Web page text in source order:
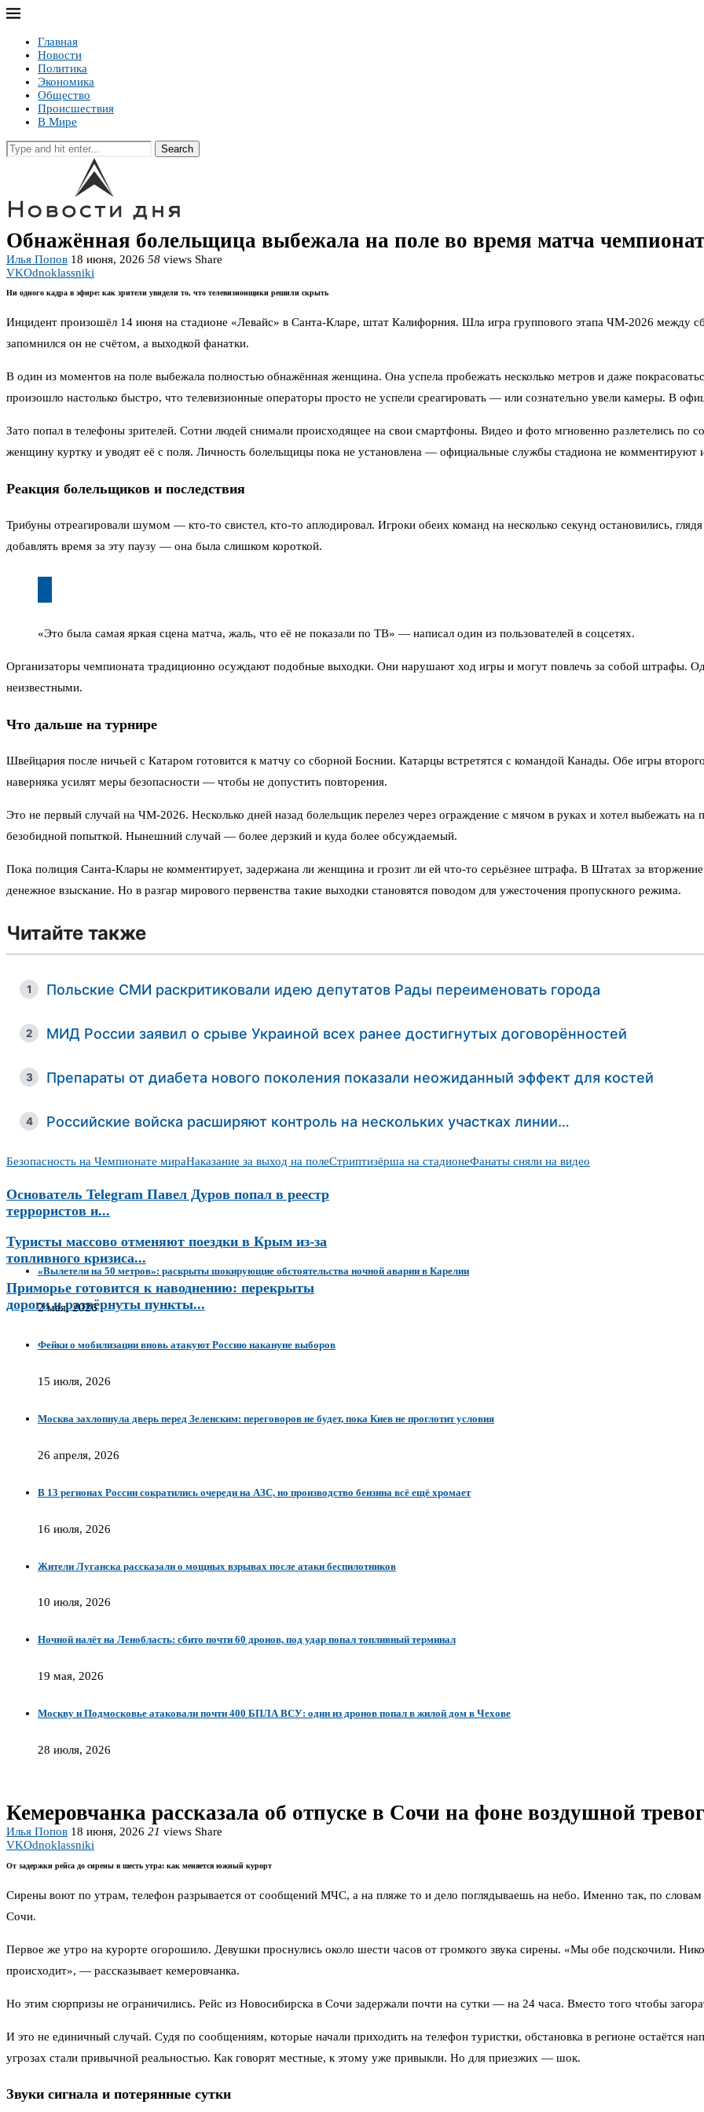
Главная
Новости
Политика
Экономика
Общество
Происшествия
В Мире
Search
Обнажённая болельщица выбежала на поле во время матча
Илья Попов 18 июня, 2026 58 views Share
VKOdnoklassniki
Ни одного кадра в эфире: как зрители увидели то, что телевизионщики решили скрыть
Инцидент произошёл 14 июня на стадионе «Левайс» в Санта-Кларе, штат Калифорния. Шла игра группового этапа ЧМ-2026 между
запомнился он не счётом, а выходкой фанатки.
В один из моментов на поле выбежала полностью обнажённая женщина. Она успела пробежать несколько метров и даже
произошло настолько быстро, что телевизионные операторы просто не успели среагировать — или сознательно увели камеры. В
Зато попал в телефоны зрителей. Сотни людей снимали происходящее на свои смартфоны. Видео и фото мгновенно разлетелись по
женщину куртку и уводят её с поля. Личность болельщицы пока не установлена — официальные службы стадиона не комментируют
Реакция болельщиков и последствия
Трибуны отреагировали шумом — кто-то свистел, кто-то аплодировал. Игроки обеих команд на несколько секунд остановились,
добавлять время за эту паузу — она была слишком короткой.
«Это была самая яркая сцена матча, жаль, что её не показали по ТВ» — написал один из пользователей в соцсетях.
Организаторы чемпионата традиционно осуждают подобные выходки. Они нарушают ход игры и могут повлечь за собой штрафы.
неизвестными.
Что дальше на турнире
Швейцария после ничьей с Катаром готовится к матчу со сборной Боснии. Катарцы встретятся с командой Канады. Обе игры
наверняка усилят меры безопасности — чтобы не допустить повторения.
Это не первый случай на ЧМ-2026. Несколько дней назад болельщик перелез через ограждение с мячом в руках и хотел выбежать на
безобидной попыткой. Нынешний случай — более дерзкий и куда более обсуждаемый.
Пока полиция Санта-Клары не комментирует, задержана ли женщина и грозит ли ей что-то серьёзнее штрафа. В Штатах за
денежное взыскание. Но в разгар мирового первенства такие выходки становятся поводом для ужесточения пропускного режима.
Читайте также
1 Польские СМИ раскритиковали идею депутатов Рады переименовать города
2 МИД России заявил о срыве Украиной всех ранее достигнутых договорённостей
3 Препараты от диабета нового поколения показали неожиданный эффект для костей
4 Российские войска расширяют контроль на нескольких участках линии…
Безопасность на Чемпионате мираНаказание за выход на полеСтриптизёрша на стадионеФанаты сняли на видео
Основатель Telegram Павел Дуров попал в реестр
террористов и...
Туристы массово отменяют поездки в Крым из-за
топливного кризиса...
Приморье готовится к наводнению: перекрыты
дороги и развёрнуты пункты...
«Вылетели на 50 метров»: раскрыты шокирующие обстоятельства ночной аварии в Карелии
2 мая, 2026
Фейки о мобилизации вновь атакуют Россию накануне выборов
15 июля, 2026
Москва захлопнула дверь перед Зеленским: переговоров не будет, пока Киев не проглотит условия
26 апреля, 2026
В 13 регионах России сократились очереди на АЗС, но производство бензина всё ещё хромает
16 июля, 2026
Жители Луганска рассказали о мощных взрывах после атаки беспилотников
10 июля, 2026
Ночной налёт на Ленобласть: сбито почти 60 дронов, под удар попал топливный терминал
19 мая, 2026
Москву и Подмосковье атаковали почти 400 БПЛА ВСУ: один из дронов попал в жилой дом в Чехове
28 июля, 2026
Кемеровчанка рассказала об отпуске в Сочи на фоне воздушной
Илья Попов 18 июня, 2026 21 views Share
VKOdnoklassniki
От задержки рейса до сирены в шесть утра: как меняется южный курорт
Сирены воют по утрам, телефон разрывается от сообщений МЧС, а на пляже то и дело поглядываешь на небо. Именно так, по словам
Сочи.
Первое же утро на курорте огорошило. Девушки проснулись около шести часов от громкого звука сирены. «Мы обе подскочили.
происходит», — рассказывает кемеровчанка.
Но этим сюрпризы не ограничились. Рейс из Новосибирска в Сочи задержали почти на сутки — на 24 часа. Вместо того чтобы
И это не единичный случай. Судя по сообщениям, которые начали приходить на телефон туристки, обстановка в регионе остаётся
угрозах стали привычной реальностью. Как говорят местные, к этому уже привыкли. Но для приезжих — шок.
Звуки сигнала и потерянные сутки